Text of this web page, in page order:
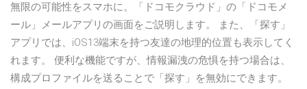
無限の可能性をスマホに。「ドコモクラウド」の「ドコモメ
ール」メールアプリの画面をご説明します。 また、「探す」
アプリでは、iOS13端末を持つ友達の地理的位置も表示してく
れます。 便利な機能ですが、情報漏洩の危惧を持つ場合は、
構成プロファイルを送ることで「探す」を無効にできます。